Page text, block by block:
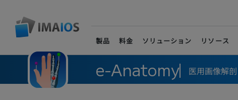
製品 料金 ソリューション リソース
e-Anatomy 医用画像解剖